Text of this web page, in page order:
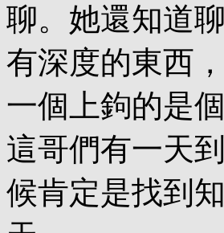
聊。她還知道
有深度的東西
一個上鉤的是
這哥們有一天
候肯定是找到